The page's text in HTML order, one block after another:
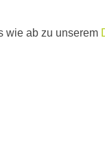
wie ab zu unserem